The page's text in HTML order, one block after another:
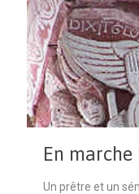
En
Un prêtre et un